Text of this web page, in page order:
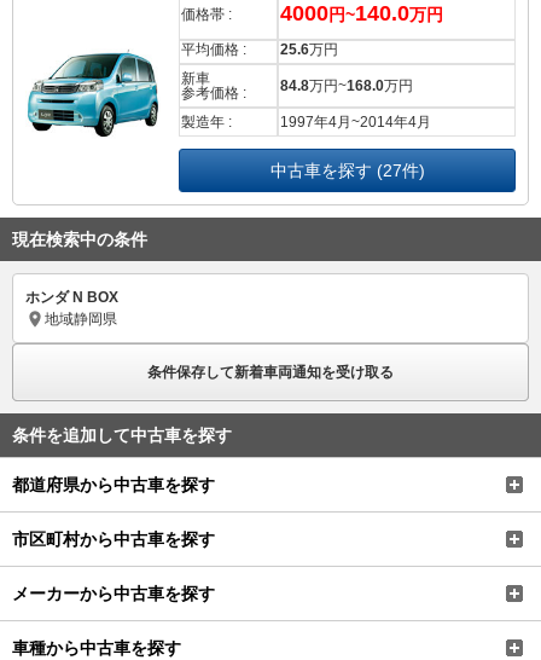
価格帯 : 4000円~140.0万円
平均価格 : 25.6万円
新車
参考価格 :
84.8万円~168.0万円
製造年 : 1997年4月~2014年4月
中古車を探す (27件)
現在検索中の条件
ホンダ N BOX
地域静岡県
条件保存して新着車両通知を受け取る
条件を追加して中古車を探す
都道府県から中古車を探す
市区町村から中古車を探す
メーカーから中古車を探す
車種から中古車を探す